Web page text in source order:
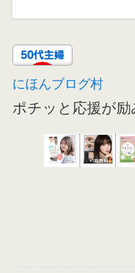
にほんブログ村
ポチッと応援が励